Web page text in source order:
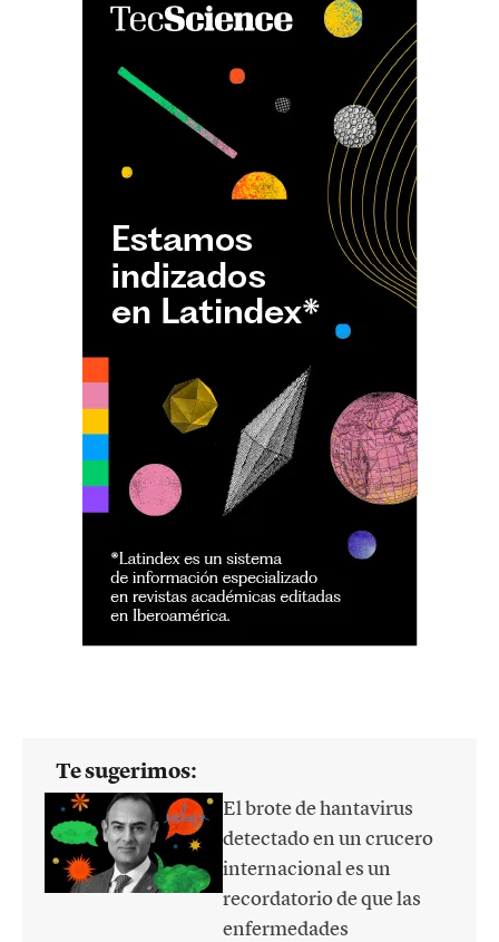
Te sugerimos:
El brote de hantavirus
detectado en un crucero
internacional es un
recordatorio de que las
enfermedades